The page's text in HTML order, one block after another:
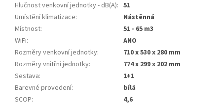
Hlučnost venkovní jednotky - dB(A): 51
Umístění klimatizace:
Nástěnná
Místnost:
51 - 65 m3
WiFi:
ANO
Rozměry venkovní jednotky:
710 x 530 x 280 mm
Rozměry vnitřní jednotky:
774 x 299 x 202 mm
Sestava:
1+1
Barevné provedení:
bílá
SCOP:
4,6